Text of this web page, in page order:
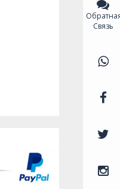
Связь